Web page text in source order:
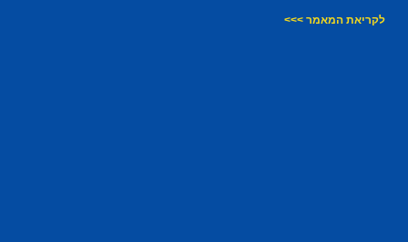
לקריאת המאמר >>>